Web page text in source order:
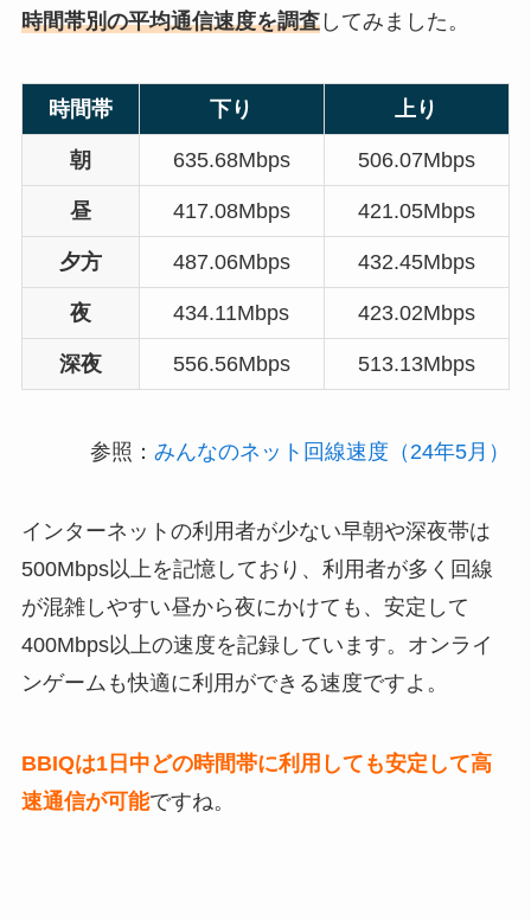
時間帯別の平均通信速度を調査してみました。
時間帯 下り 上り
朝 635.68Mbps 506.07Mbps
昼 417.08Mbps 421.05Mbps
夕方 487.06Mbps 432.45Mbps
夜 434.11Mbps 423.02Mbps
深夜 556.56Mbps 513.13Mbps
参照：みんなのネット回線速度（24年5月）
インターネットの利用者が少ない早朝や深夜帯は
500Mbps以上を記憶しており、利用者が多く回線
が混雑しやすい昼から夜にかけても、安定して
400Mbps以上の速度を記録しています。オンライ
ンゲームも快適に利用ができる速度ですよ。
BBIQは1日中どの時間帯に利用しても安定して高
速通信が可能ですね。